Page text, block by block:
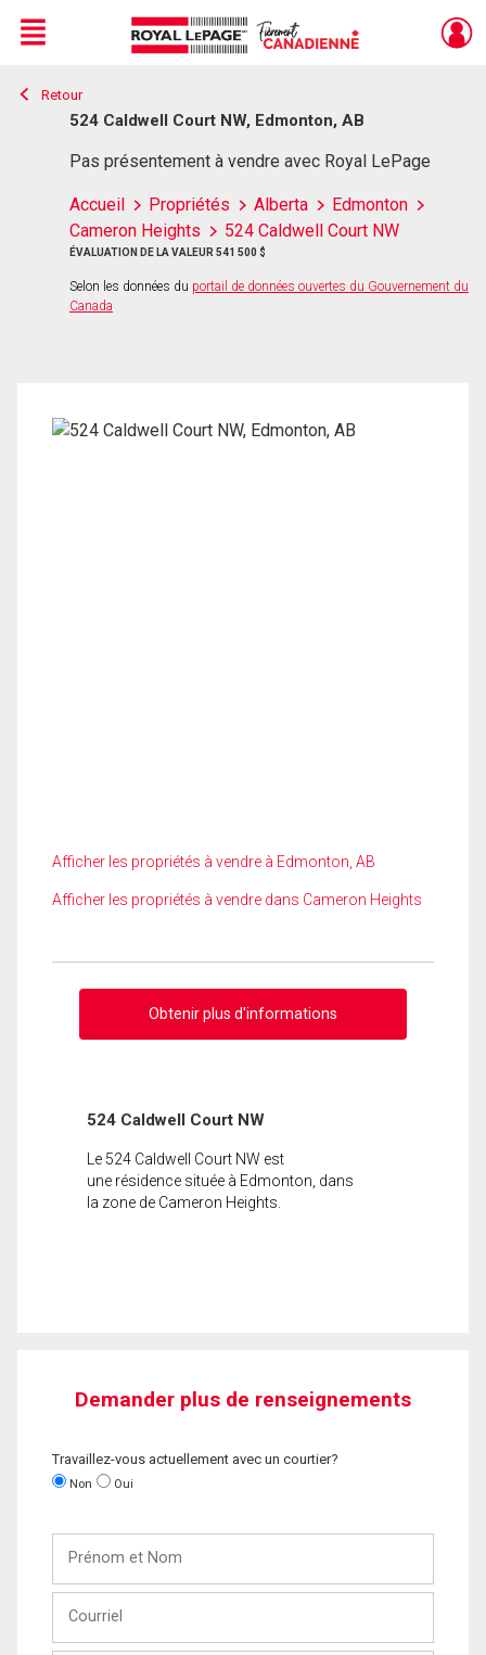
Live
En Direct
Menu
Retour
524 Caldwell Court NW, Edmonton, AB
Pas présentement à vendre avec Royal LePage
Accueil Propriétés Alberta
Edmonton
Cameron Heights
524 Caldwell Court NW
ÉVALUATION DE LA VALEUR 541 500 $
Selon les données du portail de données ouvertes du Gouvernement du
Canada
Afficher les propriétés à vendre à Edmonton, AB
Afficher les propriétés à vendre dans Cameron Heights
Obtenir plus d'informations
524 Caldwell Court NW
Le 524 Caldwell Court NW est
une résidence située à Edmonton, dans
la zone de Cameron Heights.
Demander plus de renseignements
Travaillez-vous actuellement avec un courtier?
Non Oui
Nom